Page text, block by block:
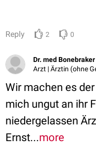
Reply 2 0
Dr. med
Arzt | Ärztin (ohne
Wir machen es
mich ungut an ihr
niedergelassen
Ernst...more